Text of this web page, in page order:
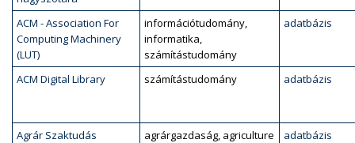
ACM - Association For
Computing Machinery
(LUT)
információtudomány,
informatika,
számítástudomány
adatbázis
ACM Digital Library számítástudomány adatbázis
Agrár Szaktudás
agrárgazdaság, agriculture adatbázis